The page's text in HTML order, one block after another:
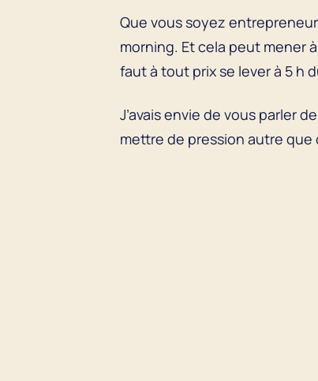
Que vous soyez
morning. Et cela peut mener
faut à tout prix se lever à 5 h
J’avais envie de vous parler
mettre de pression autre